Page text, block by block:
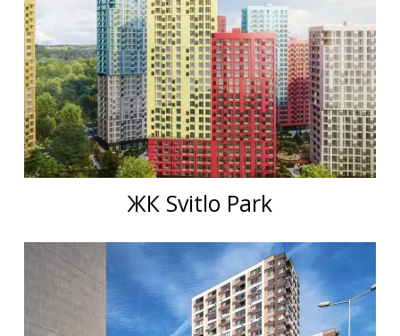
ЖК Svitlo Park